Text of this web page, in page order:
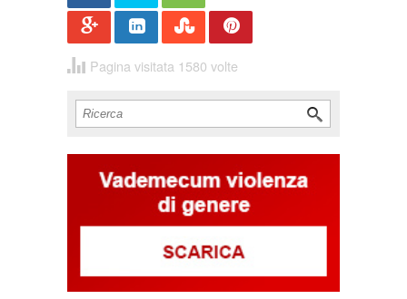
Share Twee
Pagina visitata 1580 volte
Form di ricerca
Cerca